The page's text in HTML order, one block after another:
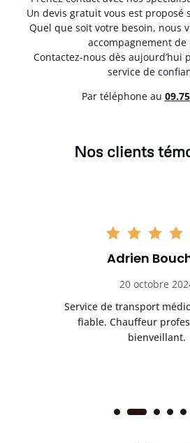
Un devis gratuit vous est proposé
Quel que soit votre besoin, nous
accompagnement de
Contactez-nous dès aujourd’hui
service de
Par téléphone au 0
Nos clients
Adrien
20 octobre
Service de transport
fiable. Chauffeur
bienveillant.